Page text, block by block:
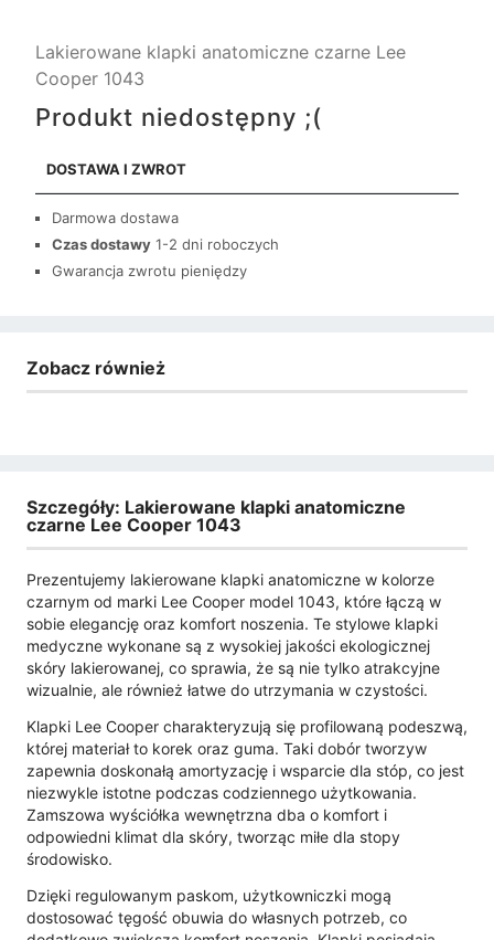
Lakierowane klapki anatomiczne czarne Lee
Cooper 1043
Produkt niedostępny ;(
DOSTAWA I ZWROT
Darmowa dostawa
Czas dostawy 1-2 dni roboczych
Gwarancja zwrotu pieniędzy
Zobacz również
Szczegóły: Lakierowane klapki anatomiczne
czarne Lee Cooper 1043
Prezentujemy lakierowane klapki anatomiczne w kolorze
czarnym od marki Lee Cooper model 1043, które łączą w
sobie elegancję oraz komfort noszenia. Te stylowe klapki
medyczne wykonane są z wysokiej jakości ekologicznej
skóry lakierowanej, co sprawia, że są nie tylko atrakcyjne
wizualnie, ale również łatwe do utrzymania w czystości.
Klapki Lee Cooper charakteryzują się profilowaną podeszwą,
której materiał to korek oraz guma. Taki dobór tworzyw
zapewnia doskonałą amortyzację i wsparcie dla stóp, co jest
niezwykle istotne podczas codziennego użytkowania.
Zamszowa wyściółka wewnętrzna dba o komfort i
odpowiedni klimat dla skóry, tworząc miłe dla stopy
środowisko.
Dzięki regulowanym paskom, użytkowniczki mogą
dostosować tęgość obuwia do własnych potrzeb, co